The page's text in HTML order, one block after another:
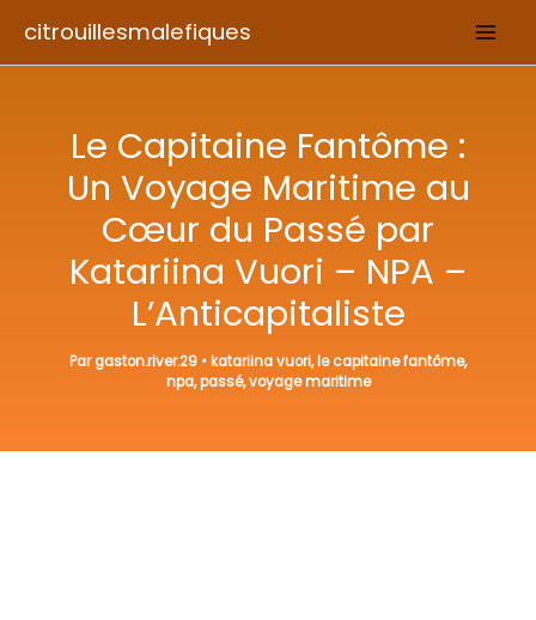
citrouillesmalefiques
Le Capitaine Fantôme :
Un Voyage Maritime au
Cœur du Passé par
Katariina Vuori – NPA –
L’Anticapitaliste
Pargaston.river.29 • katariina vuori,le capitaine fantôme,
npa,passé,voyage maritime